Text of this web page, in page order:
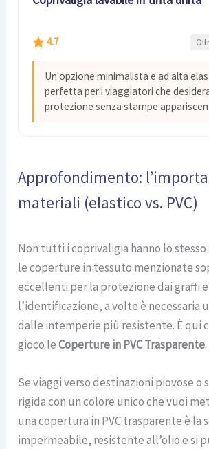
4.7
Un'opzione minimalista e ad alta
perfetta per i viaggiatori che
protezione senza stampe
Approfondimento:
materiali (elastico vs. PVC)
Non tutti i coprivaligia hanno lo stesso
le coperture in tessuto menzionate
eccellenti per la protezione dai graffi
l’identificazione, a volte è necessaria
dalle intemperie più resistente. È qui
gioco leCoperture in PVC Trasparente.
Se viaggi verso destinazioni piovose o
rigida con un colore unico che vuoi
una copertura in PVC trasparente è la
impermeabile, resistente all’olio e si